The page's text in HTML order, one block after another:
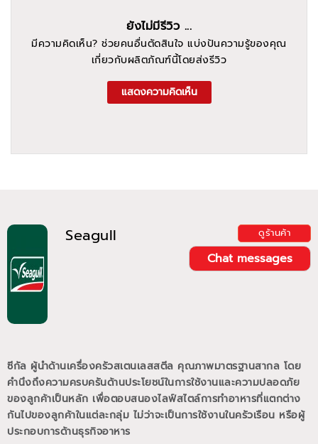
Seagull ดูร้านค้า
Chat messages
ซีกัล ผู้นำด้านเครื่องครัวสเตนเลสสตีล คุณภาพมาตรฐานสากล โดย
คำนึงถึงความครบครันด้านประโยชน์ในการใช้งานและความปลอดภัย
ของลูกค้าเป็นหลัก เพื่อตอบสนองไลฟ์สไตล์การทำอาหารที่แตกต่าง
กันไปของลูกค้าในแต่ละกลุ่ม ไม่ว่าจะเป็นการใช้งานในครัวเรือน หรือผู้
ประกอบการด้านธุรกิจอาหาร
ยังไม่มีรีวิว ...
มีความคิดเห็น? ช่วยคนอื่นตัดสินใจ แบ่งปันความรู้ของคุณ
เกี่ยวกับผลิตภัณฑ์นี้โดยส่งรีวิว
แสดงความคิดเห็น